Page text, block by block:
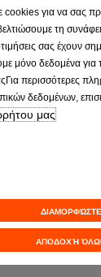
Service σε ένα
Car
cookies για να σας
τη
σας έχουν
μόνο δεδομένα για
περισσότερες
δεδομένων,
μας
ΔΙΑΜΟΡΦΏΣΤΕ
ΑΠΟΔΟΧΉ